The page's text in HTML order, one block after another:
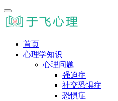
首页
心理学知识
心理问题
强迫症
社交恐惧症
恐惧症